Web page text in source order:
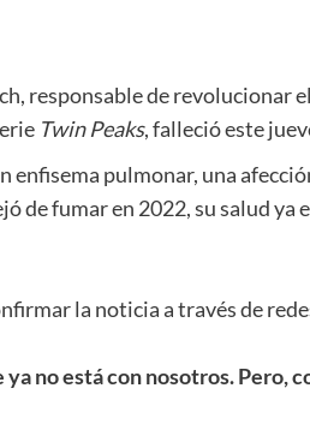
responsable de revolucionar
Twin Peaks, falleció este
enfisema pulmonar, una
de fumar en 2022, su salud
la noticia a través de
no está con nosotros. Pero,